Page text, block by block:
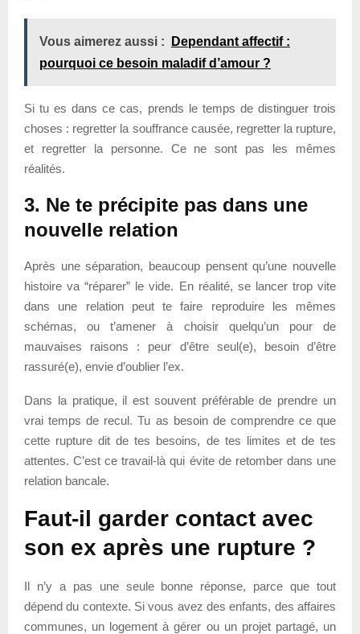
Vous aimerez aussi :
Dependant affectif :
pourquoi ce besoin maladif d’amour ?
Si tu es dans ce cas, prends le temps de distinguer trois
choses : regretter la souffrance causée, regretter la rupture,
et regretter la personne. Ce ne sont pas les mêmes
réalités.
3. Ne te précipite pas dans une
nouvelle relation
Après une séparation, beaucoup pensent qu’une nouvelle
histoire va “réparer” le vide. En réalité, se lancer trop vite
dans une relation peut te faire reproduire les mêmes
schémas, ou t’amener à choisir quelqu’un pour de
mauvaises raisons : peur d’être seul(e), besoin d’être
rassuré(e), envie d’oublier l’ex.
Dans la pratique, il est souvent préférable de prendre un
vrai temps de recul. Tu as besoin de comprendre ce que
cette rupture dit de tes besoins, de tes limites et de tes
attentes. C’est ce travail-là qui évite de retomber dans une
relation bancale.
Faut-il garder contact avec
son ex après une rupture ?
Il n’y a pas une seule bonne réponse, parce que tout
dépend du contexte. Si vous avez des enfants, des affaires
communes, un logement à gérer ou un projet partagé, un